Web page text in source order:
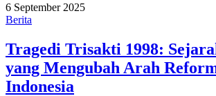
6 September 2025
Berita
Tragedi Trisakti 1998:
yang Mengubah Arah
Indonesia